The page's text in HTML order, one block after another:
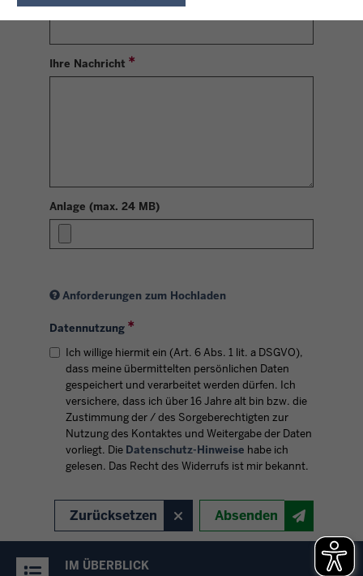
Ihre Nachricht
Anlage (max. 24 MB)
Anforderungen zum Hochladen
Datennutzung
Ich willige hiermit ein (Art. 6 Abs. 1 lit. a DSGVO),
dass meine übermittelten persönlichen Daten
gespeichert und verarbeitet werden dürfen. Ich
versichere, dass ich über 16 Jahre alt bin bzw. die
Zustimmung der / des Sorgeberechtigten zur
Nutzung des Kontaktes und Weitergabe der Daten
vorliegt. Die Datenschutz-Hinweise habe ich
gelesen. Das Recht des Widerrufs ist mir bekannt.
Zurücksetzen Absenden
IM ÜBERBLICK